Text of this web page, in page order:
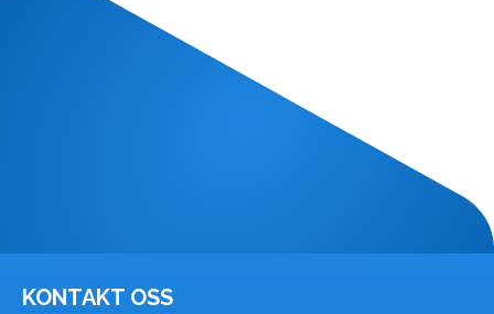
KONTAKT OSS